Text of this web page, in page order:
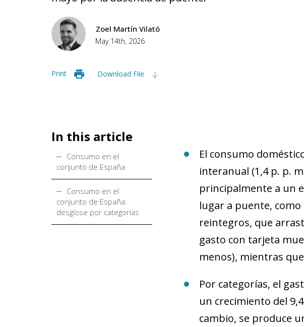
Zoel Martín Vilató
May 14th, 2026
Print Download File
In this article
Consumo en el
conjunto de España
Consumo en el
conjunto de España:
desglose por categorías
El consumo
interanual (1,4 p. p.
principalmente a un
lugar a puente,
reintegros, que
gasto con tarjeta
menos), mientras
Por categorías, el
un crecimiento del
cambio, se produce